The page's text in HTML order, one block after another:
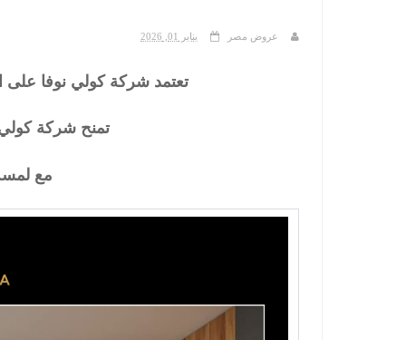
عروض مصر يناير 01, 2026
تعتمد شركة كولي نوفا على
تمنح شركة كولي
مع